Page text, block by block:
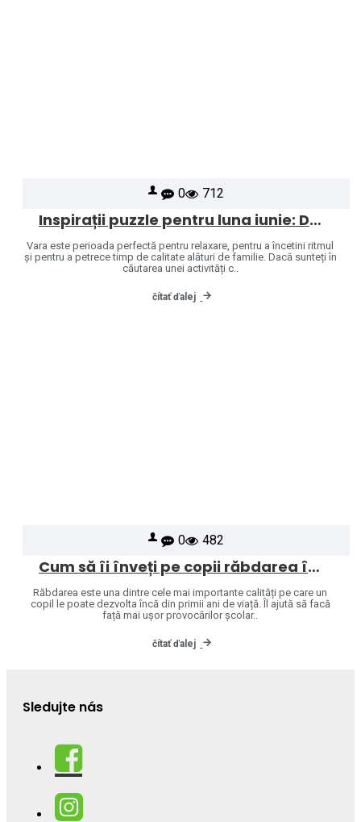
0 712
Inspirații puzzle pentru luna iunie: Descoperă universul mărcilor Heye și Jumbo
Vara este perioada perfectă pentru relaxare, pentru a încetini ritmul
și pentru a petrece timp de calitate alături de familie. Dacă sunteți în
căutarea unei activități c..
čítať ďalej
0 482
Cum să îi înveți pe copii răbdarea în mod natural
Răbdarea este una dintre cele mai importante calități pe care un
copil le poate dezvolta încă din primii ani de viață. Îl ajută să facă
față mai ușor provocărilor școlar..
čítať ďalej
Sledujte nás